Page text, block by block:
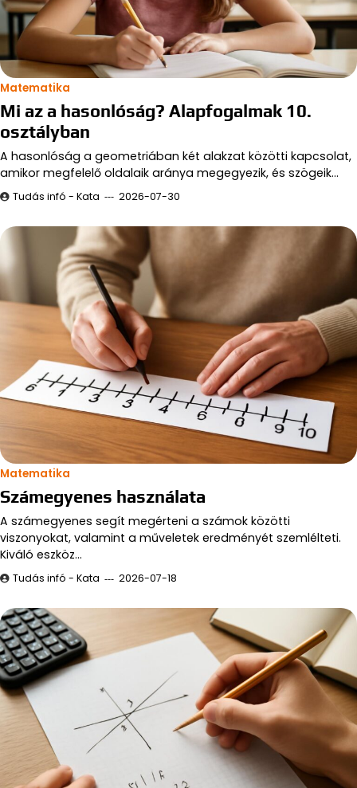
Matematika
Mi az a hasonlóság? Alapfogalmak 10.
osztályban
A hasonlóság a geometriában két alakzat közötti kapcsolat,
amikor megfelelő oldalaik aránya megegyezik, és szögeik…
Tudás infó - Kata 2026-07-30
Matematika
Számegyenes használata
A számegyenes segít megérteni a számok közötti
viszonyokat, valamint a műveletek eredményét szemlélteti.
Kiváló eszköz…
Tudás infó - Kata 2026-07-18